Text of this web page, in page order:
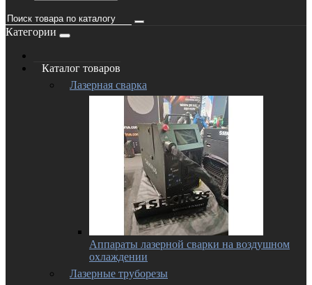
Категории
Каталог товаров
Лазерная сварка
Аппараты лазерной сварки на воздушном
охлаждении
Лазерные труборезы